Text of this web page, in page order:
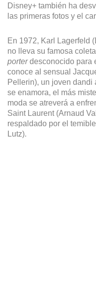
Disney+ también ha
las primeras fotos y el
En 1972, Karl Lagerfeld
no lleva su famosa
porter desconocido para
conoce al sensual
Pellerin), un joven dandi
se enamora, el más
moda se atreverá a
Saint Laurent (Arnaud
respaldado por el
Lutz).